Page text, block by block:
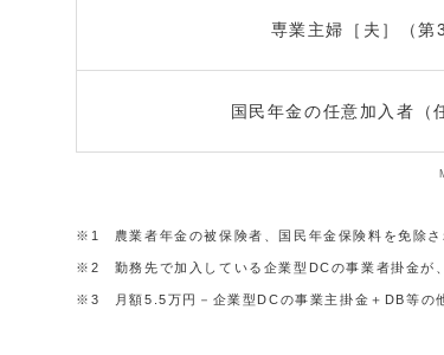
専業主婦［夫］（第
国民年金の任意加入者（
※1 農業者年金の被保険者、国民年金保険料を免除さ
※2 勤務先で加入している企業型DCの事業者掛金が
※3 月額5.5万円－企業型DCの事業主掛金＋DB等の